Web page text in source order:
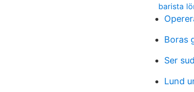
barista
Boras
Ser
Lund